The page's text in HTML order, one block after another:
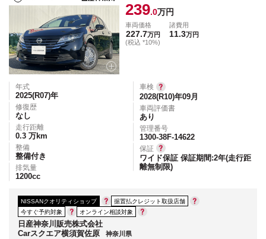
239.0万円
車両価格
227.7万円
(税込 *10%)
諸費用
11.3万円
年式
2025(R07)年
修復歴
なし
走行距離
0.3 万km
整備
整備付き
排気量
1200cc
車検
2028(R10)年09月
車両評価書
あり
管理番号
1300-38F-14622
保証
ワイド保証 保証期間:2年(走行距
離無制限)
NISSANクオリティショップ
据置払クレジット取扱店舗
今すぐ予約対象
オンライン相談対象
日産神奈川販売株式会社
Carスクエア横須賀佐原
神奈川県